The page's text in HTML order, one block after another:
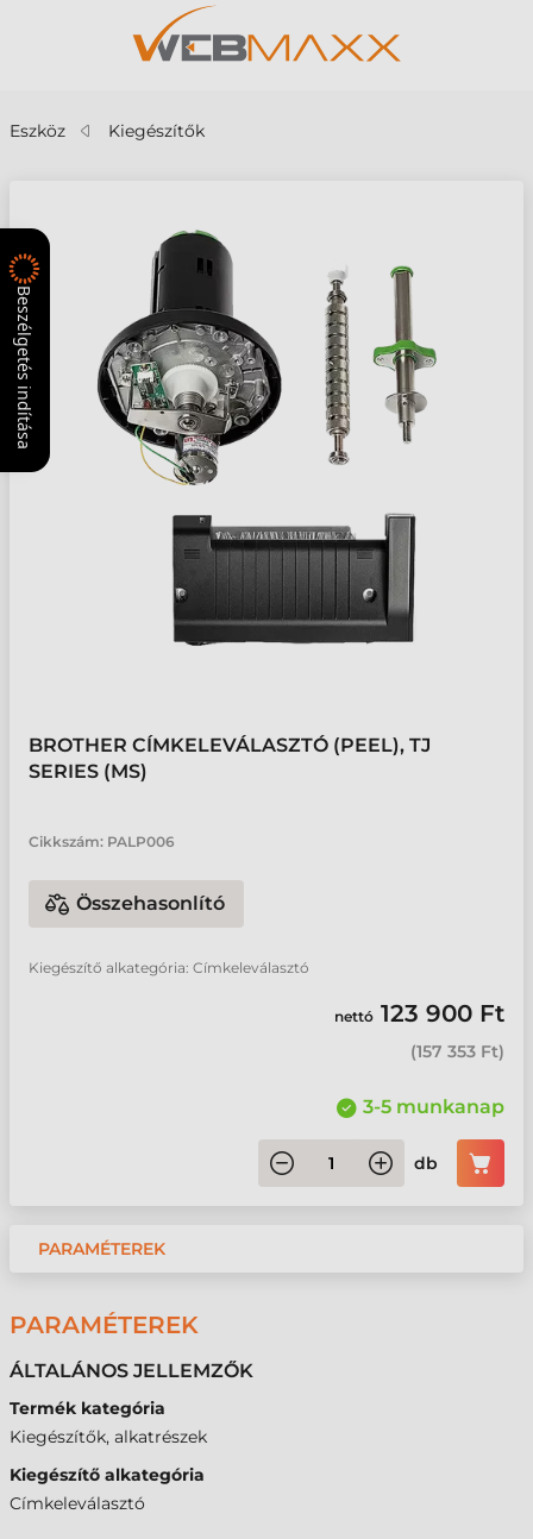
Eszköz Kiegészítők
BROTHER CÍMKELEVÁLASZTÓ (PEEL), TJ
SERIES (MS)
Cikkszám: PALP006
Összehasonlító
Kiegészítő alkategória: Címkeleválasztó
nettó 123 900 Ft
(157 353 Ft)
3-5 munkanap
db
PARAMÉTEREK
PARAMÉTEREK
ÁLTALÁNOS JELLEMZŐK
Termék kategória
Kiegészítők, alkatrészek
Kiegészítő alkategória
Címkeleválasztó
Beszélgetés indítása